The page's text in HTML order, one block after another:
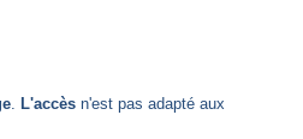
. L'accès n'est pas adapté aux